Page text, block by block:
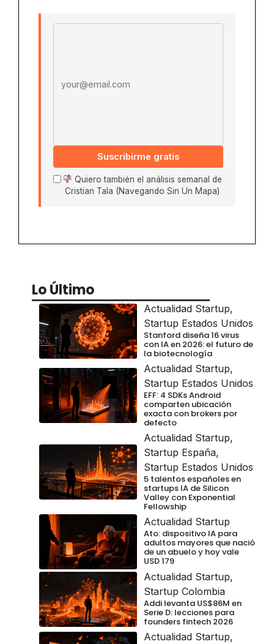
Suscribirme gratis
Quiero también el análisis semanal de
Cristian Tala (Navegando Sin Un Mapa)
Lo Último
Actualidad Startup,
Startup Estados Unidos
Stanford diseña 16 virus
con IA en 2026: el futuro de
la biotecnología
Actualidad Startup,
Startup Estados Unidos
EFF: 4 SDKs Android
comparten ubicación
exacta con brokers por
defecto
Actualidad Startup,
Startup España,
Startup Estados Unidos
5 talentos españoles en
startups IA de Silicon
Valley con Exponential
Fellowship
Actualidad Startup
Ato: dispositivo IA para
adultos mayores que nació
de un abuelo y hoy vale
USD 179
Actualidad Startup,
Startup Colombia
Addi levanta US$86M en
Serie D: lecciones para
founders fintech 2026
Actualidad Startup,